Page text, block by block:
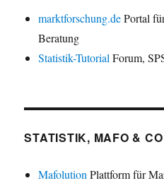
marktforschung.dePortal
Beratung
Statistik-TutorialForum,
STATISTIK, MAFO & CO
MafolutionPlattform für